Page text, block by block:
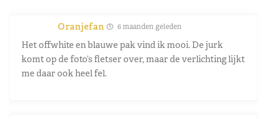
Oranjefan 6 maanden geleden
Het offwhite en blauwe pak vind ik mooi. De jurk
komt op de foto’s fletser over, maar de verlichting lijkt
me daar ook heel fel.